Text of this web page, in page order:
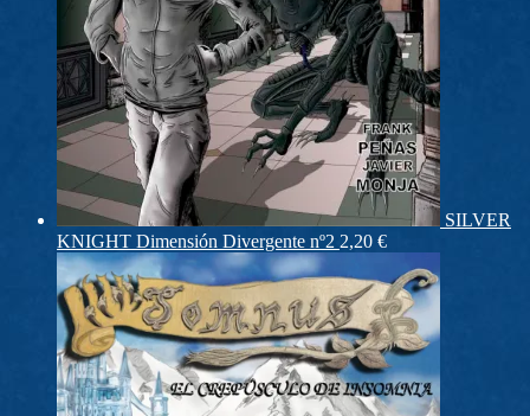
SILVER
KNIGHT Dimensión Divergente nº2 2,20 €